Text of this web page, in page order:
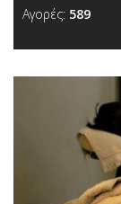
Αγορές: 589